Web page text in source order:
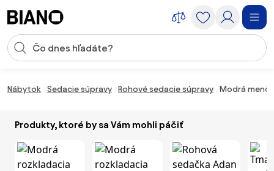
Vstup pre vyhľadávanie
Nábytok Sedacie súpravy Rohové sedacie súpravy Modrá
Produkty, ktoré by sa Vám mohli páčiť